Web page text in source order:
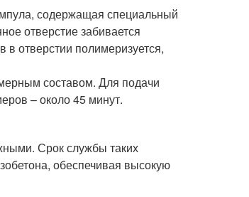
содержащая специальный
отверстие забивается
в отверстии полимеризуется,
составом. Для подачи
– около 45 минут.
Срок службы таких
обеспечивая высокую